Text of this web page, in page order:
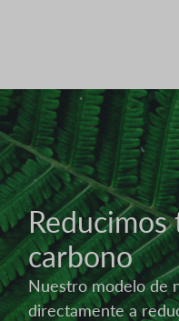
Imagen
carbono
Nuestro modelo de
directamente a